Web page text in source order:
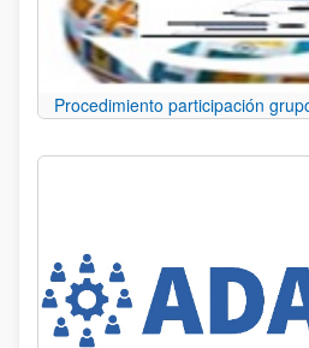
Procedimiento participación